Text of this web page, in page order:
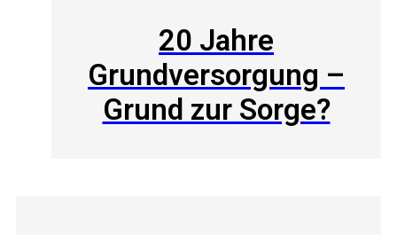
20 Jahre
Grundversorgung –
Grund zur Sorge?